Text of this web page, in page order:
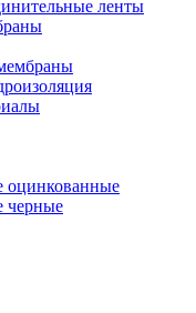
ленты
оцинкованные
черные